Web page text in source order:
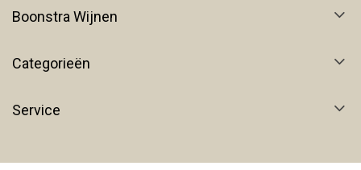
Boonstra Wijnen
Categorieën
Service